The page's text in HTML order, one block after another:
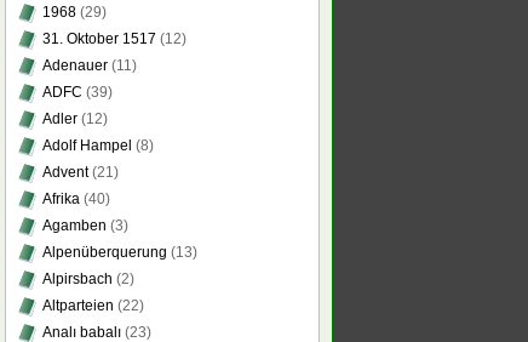
1968 (29)
31. Oktober 1517 (12)
Adenauer (11)
ADFC (39)
Adler (12)
Adolf Hampel (8)
Advent(21)
Afrika (40)
Agamben (3)
Alpenüberquerung (13)
Alpirsbach (2)
Altparteien (22)
Analı babalı (23)